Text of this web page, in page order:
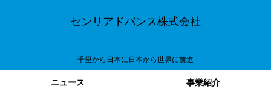
センリアドバンス株式会社
千里から日本に日本から世界に前進
ニュース 事業紹介